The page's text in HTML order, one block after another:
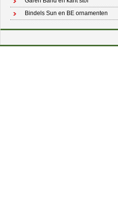
Bindels Sun en BE ornamenten